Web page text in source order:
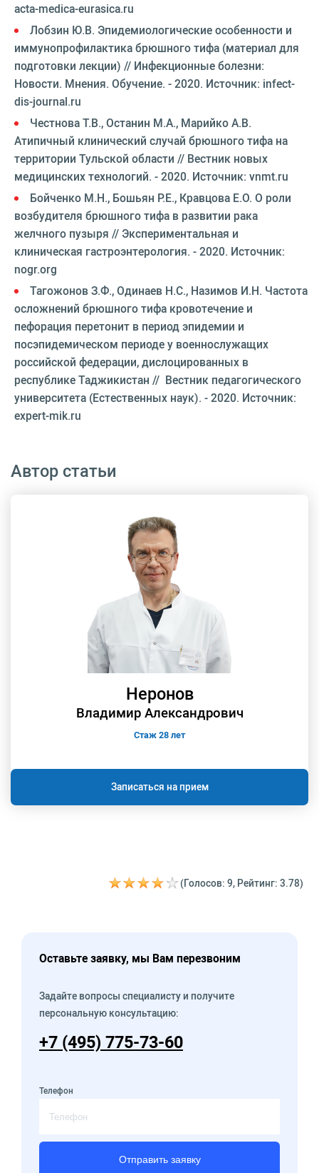
acta-medica-eurasica.ru
Лобзин Ю.В. Эпидемиологические особенности и
иммунопрофилактика брюшного тифа (материал для
подготовки лекции) // Инфекционные болезни:
Новости. Мнения. Обучение. - 2020. Источник: infect-
dis-journal.ru
Честнова Т.В., Останин М.А., Марийко А.В.
Атипичный клинический случай брюшного тифа на
территории Тульской области // Вестник новых
медицинских технологий. - 2020. Источник: vnmt.ru
Бойченко М.Н., Бошьян Р.Е., Кравцова Е.О. О роли
возбудителя брюшного тифа в развитии рака
желчного пузыря // Экспериментальная и
клиническая гастроэнтерология. - 2020. Источник:
nogr.org
Тагожонов З.Ф., Одинаев Н.С., Назимов И.Н. Частота
осложнений брюшного тифа кровотечение и
пефорация перетонит в период эпидемии и
посэпидемическом периоде у военнослужащих
российской федерации, дислоцированных в
республике Таджикистан // Вестник педагогического
университета (Естественных наук). - 2020. Источник:
expert-mik.ru
Автор статьи
Неронов
Владимир Александрович
Стаж 28 лет
Записаться на прием
(Голосов: 9, Рейтинг: 3.78)
Оставьте заявку, мы Вам перезвоним
Задайте вопросы специалисту и получите
персональную консультацию:
+7 (495) 775-73-60
Телефон
Отправить заявку